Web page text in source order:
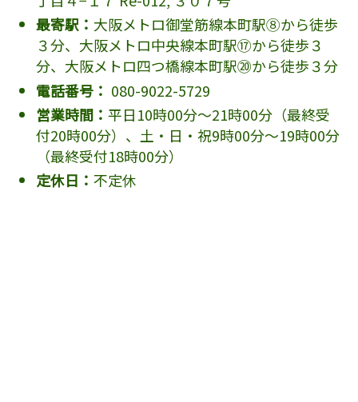
最寄駅： 大阪メトロ御堂筋線本町駅⑧から徒歩
３分、大阪メトロ中央線本町駅⑰から徒歩３
分、大阪メトロ四つ橋線本町駅⑳から徒歩３分
電話番号： 080-9022-5729
営業時間： 平日10時00分～21時00分（最終受
付20時00分）、土・日・祝9時00分～19時00分
（最終受付18時00分）
定休日： 不定休